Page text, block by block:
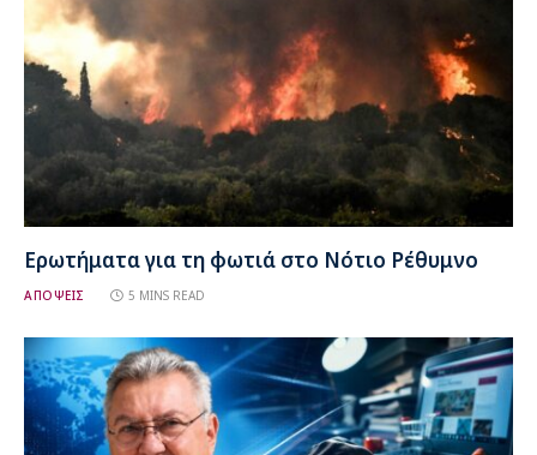
Ερωτήματα για τη φωτιά στο Νότιο Ρέθυμνο
ΑΠΟΨΕΙΣ 5 MINS READ